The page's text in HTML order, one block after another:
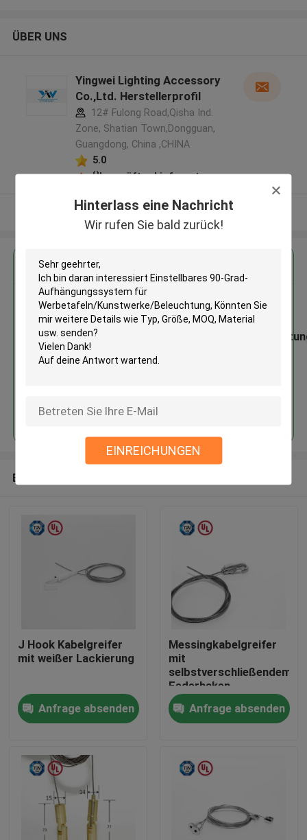
Hinterlass eine Nachricht
Wir rufen Sie bald zurück!
EINREICHUNGEN
Produkte
Videos
ÜBER UNS
Yingwei Lighting Accessory
Co.,Ltd. Herstellerprofil
12# Fulong Road,Qisha Ind.
Zone, Shatian Town,Dongguan,
Guangdong, China ,CHINA
5.0
Überprüfter Lieferant
Sehen Sie mehr an
Erhalten Sie den besten Preis für
Einstellbares 90-Grad-
Aufhängungssystem für
Werbetafeln/Kunstwerke/
Fortsetzen
Empfohlene Produkte
J Hook Kabelgreifer
mit weißer Lackierung
Anfrage absenden
Messingkabelgreifer
mit
selbstverschließendem
Federhaken,
verstellbarer
Drahtgriff
Anfrage absenden